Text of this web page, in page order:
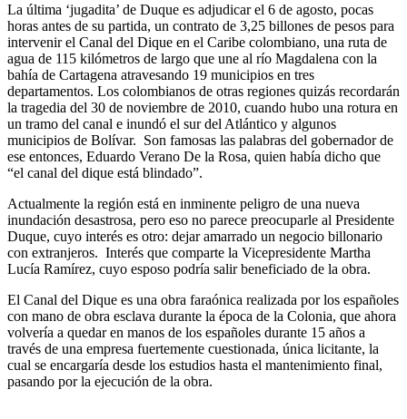
La última ‘jugadita’ de Duque es adjudicar el 6 de agosto, pocas
horas antes de su partida, un contrato de 3,25 billones de pesos para
intervenir el Canal del Dique en el Caribe colombiano, una ruta de
agua de 115 kilómetros de largo que une al río Magdalena con la
bahía de Cartagena atravesando 19 municipios en tres
departamentos. Los colombianos de otras regiones quizás recordarán
la tragedia del 30 de noviembre de 2010, cuando hubo una rotura en
un tramo del canal e inundó el sur del Atlántico y algunos
municipios de Bolívar. Son famosas las palabras del gobernador de
ese entonces, Eduardo Verano De la Rosa, quien había dicho que
“el canal del dique está blindado”.
Actualmente la región está en inminente peligro de una nueva
inundación desastrosa, pero eso no parece preocuparle al Presidente
Duque, cuyo interés es otro: dejar amarrado un negocio billonario
con extranjeros. Interés que comparte la Vicepresidente Martha
Lucía Ramírez, cuyo esposo podría salir beneficiado de la obra.
El Canal del Dique es una obra faraónica realizada por los españoles
con mano de obra esclava durante la época de la Colonia, que ahora
volvería a quedar en manos de los españoles durante 15 años a
través de una empresa fuertemente cuestionada, única licitante, la
cual se encargaría desde los estudios hasta el mantenimiento final,
pasando por la ejecución de la obra.